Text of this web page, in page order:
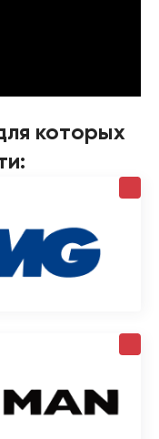
которых